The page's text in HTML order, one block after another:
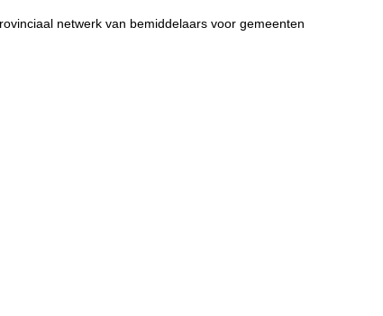
netwerk van bemiddelaars voor gemeenten